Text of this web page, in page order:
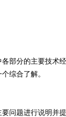
的主要技术经
综合了解。
进行说明并提